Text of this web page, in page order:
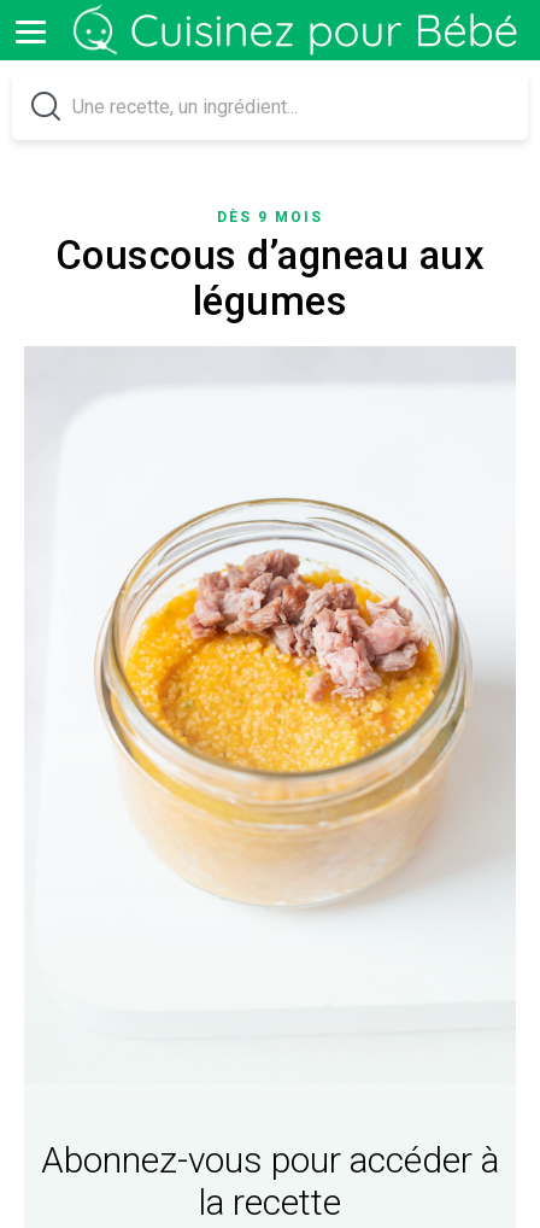
DÈS 9 MOIS
Couscous d’agneau aux
légumes
Abonnez-vous pour accéder à
la recette